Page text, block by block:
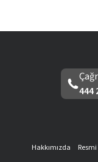
444
Hakkımızda